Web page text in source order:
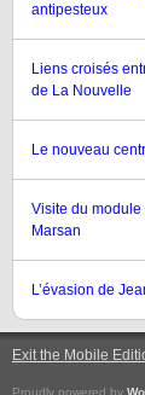
antipesteux
Liens croisés
de La Nouvelle
Le nouveau
Visite du
Marsan
L’évasion de
Exit the Mobile
Proudly powered by